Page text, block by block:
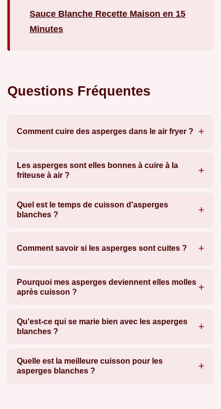
Sauce Blanche Recette Maison en 15
Minutes
Questions Fréquentes
Comment cuire des asperges dans le air fryer ?
Les asperges sont elles bonnes à cuire à la
friteuse à air ?
Quel est le temps de cuisson d'asperges
blanches ?
Comment savoir si les asperges sont cuites ?
Pourquoi mes asperges deviennent elles molles
après cuisson ?
Qu'est-ce qui se marie bien avec les asperges
blanches ?
Quelle est la meilleure cuisson pour les
asperges blanches ?